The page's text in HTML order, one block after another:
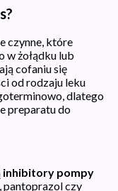
czynne, które
w żołądku lub
cofaniu się
od rodzaju leku
dlatego
preparatu do
inhibitory pompy
pantoprazol czy